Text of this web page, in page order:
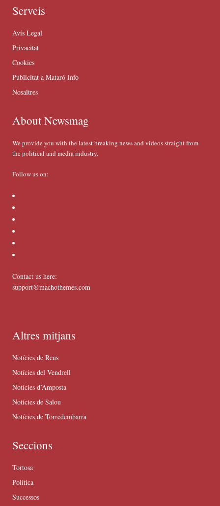
Serveis
Avís Legal
Privacitat
Cookies
Publicitat a Mataró Info
Nosaltres
About Newsmag
We provide you with the latest breaking news and videos straight from
the political and media industry.
Follow us on:
Contact us here:
support@machothemes.com
Altres mitjans
Notícies de Reus
Notícies del Vendrell
Notícies d’Amposta
Notícies de Salou
Notícies de Torredembarra
Seccions
Tortosa
Política
Successos